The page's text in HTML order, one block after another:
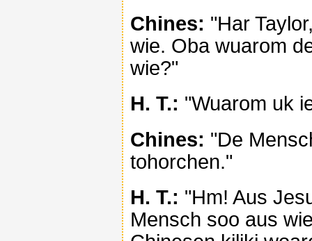
Chines: "Har
wie. Oba wuarom
wie?"
H. T.: "Wuarom uk
Chines: "De
tohorchen."
H. T.: "Hm! Aus
Mensch soo aus